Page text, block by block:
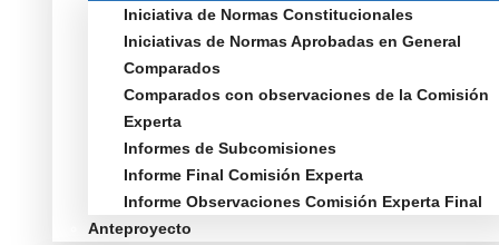
Iniciativa de Normas Constitucionales
Iniciativas de Normas Aprobadas en General
Comparados
Comparados con observaciones de la Comisión
Experta
Informes de Subcomisiones
Informe Final Comisión Experta
Informe Observaciones Comisión Experta Final
Anteproyecto